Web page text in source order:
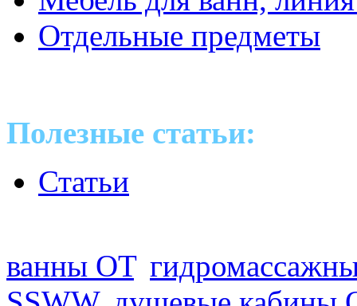
Отдельные предметы
Полезные статьи:
Статьи
ванны ОТ,